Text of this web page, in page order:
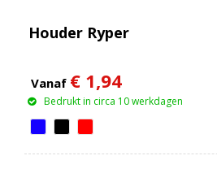
Houder Ryper
Vanaf € 1,94
Bedrukt in circa 10 werkdagen